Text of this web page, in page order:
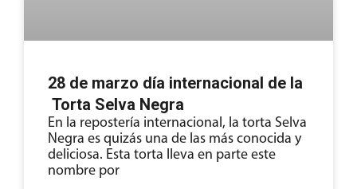
28 de marzo día internacional de la
Torta Selva Negra
En la repostería internacional, la torta Selva
Negra es quizás una de las más conocida y
deliciosa. Esta torta lleva en parte este
nombre por